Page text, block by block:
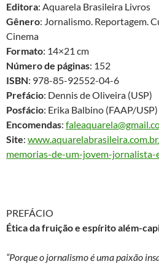
Editora: Aquarela Brasileira Livros
Gênero: Jornalismo. Reportagem.
Cinema
Formato: 14×21 cm
Número de páginas: 152
ISBN: 978-85-92552-04-6
Prefácio: Dennis de Oliveira (USP)
Posfácio: Erika Balbino (FAAP/USP)
Encomendas:
Site:
memorias-de-um-jovem-jornalista-
PREFÁCIO
Ética da fruição e espírito além-
“Porque o jornalismo é uma paixão